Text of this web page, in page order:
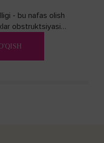
- bu nafas olish
obstruktsiyasi